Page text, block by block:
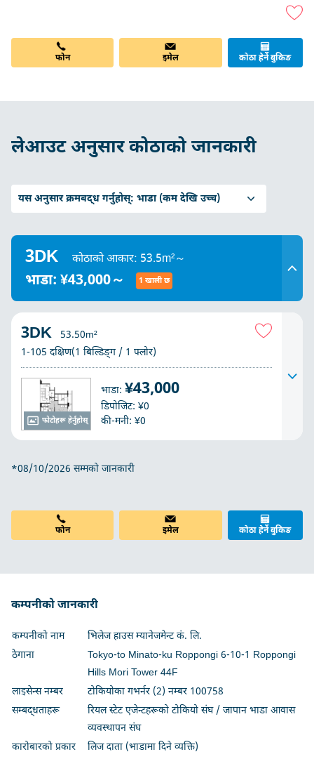
फोन इमेल कोठा हेर्ने बुकिङ
लेआउट अनुसार कोठाको जानकारी
यस अनुसार क्रमबद्ध गर्नुहोस्: भाडा (कम देखि उच्च)
3DK कोठाको आकार: 53.5m²～
भाडा: ¥43,000～ 1 खाली छ
फोटोहरू हेर्नुहोस्
3DK
53.50m²
1-105 दक्षिण(1 बिल्डिङ्ग / 1 फ्लोर)
भाडा: ¥43,000
डिपोजिट: ¥0
की-मनी: ¥0
*08/10/2026 सम्मको जानकारी
फोन इमेल कोठा हेर्ने बुकिङ
कम्पनीको जानकारी
कम्पनीको नाम
भिलेज हाउस म्यानेजमेन्ट कं. लि.
ठेगाना
Tokyo-to Minato-ku Roppongi 6-10-1 Roppongi
Hills Mori Tower 44F
लाइसेन्स नम्बर
टोकियोका गभर्नर (2) नम्बर 100758
सम्बद्धताहरू
रियल स्टेट एजेन्टहरूको टोकियो संघ / जापान भाडा आवास
व्यवस्थापन संघ
कारोबारको प्रकार
लिज दाता (भाडामा दिने व्यक्ति)